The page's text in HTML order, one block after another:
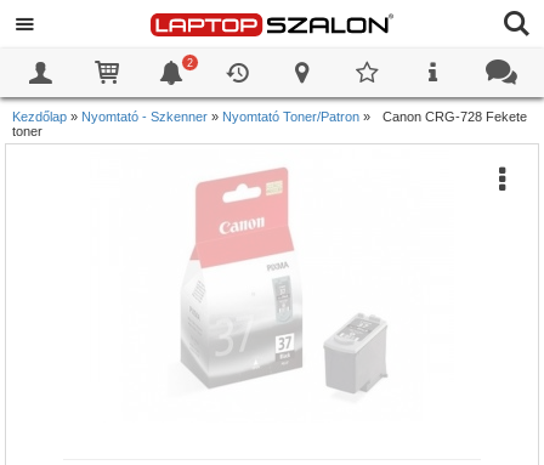
2
Kezdőlap » Nyomtató - Szkenner » Nyomtató Toner/Patron »
Canon CRG-728 Fekete
toner
0
0